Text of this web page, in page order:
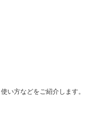
い方などをご紹介します。